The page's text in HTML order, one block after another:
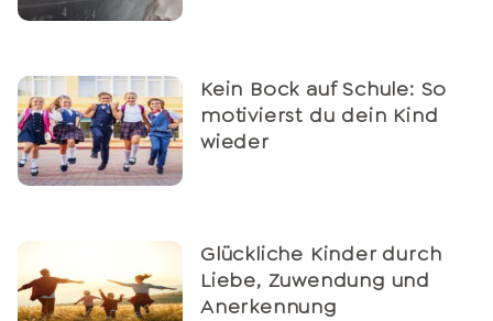
Kein Bock auf Schule: So
motivierst du dein Kind
wieder
Glückliche Kinder durch
Liebe, Zuwendung und
Anerkennung